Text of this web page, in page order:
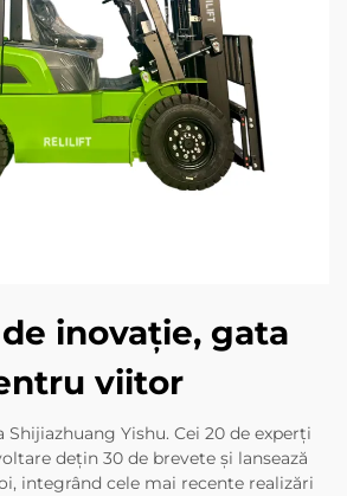
inovație, gata
viitor
Shijiazhuang Yishu. Cei 20 de experți
dețin 30 de brevete și lansează
integrând cele mai recente realizări